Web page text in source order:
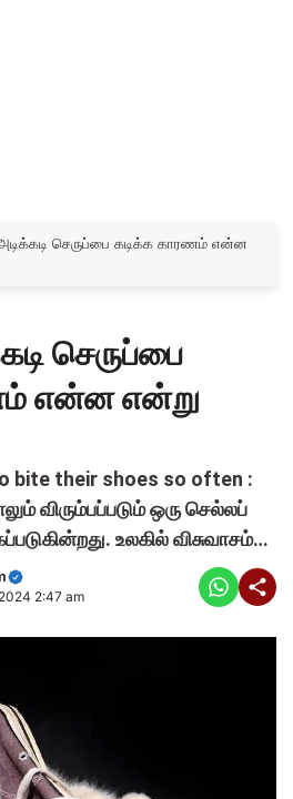
செருப்பை கடிக்க காரணம் என்ன
செருப்பை
என்ன என்று
bite their shoes so often :
விரும்பப்படும் ஒரு செல்லப்
உலகில் விசுவாசம்…
2:47 am